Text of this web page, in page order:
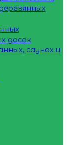
досок
саунах и